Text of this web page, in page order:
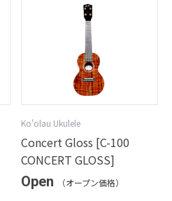
Ko'olau Ukulele
Concert Gloss [C-100
CONCERT GLOSS]
Open
（オープン価格）